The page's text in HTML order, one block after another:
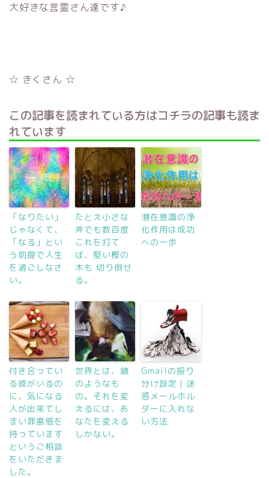
大好きな言霊さん達です♪
☆ きくさん ☆
この記事を読まれている方はコチラの記事も読ま
れています
「なりたい」
じゃなくて、
「なる」とい
う前提で人生
を過ごしなさ
い。
たとえ小さな
斧でも数百度
これを打て
ば、堅い樫の
木も 切り倒せ
る。
潜在意識の浄
化作用は成功
への一歩
付き合ってい
る彼がいるの
に、気になる
人が出来てし
まい罪悪感を
持っています
というご相談
をいただきま
した。
世界とは、鏡
のようなも
の。それを変
えるには、あ
なたを変える
しかない。
Gmailの振り
分け設定｜迷
惑メールホル
ダーに入れな
い方法